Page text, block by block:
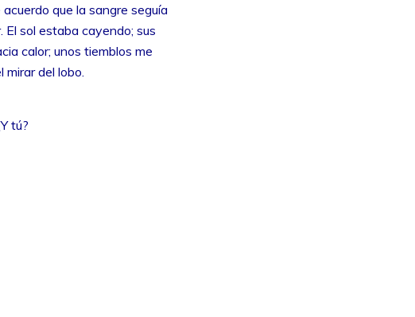
que la sangre seguía
El sol estaba cayendo; sus
calor; unos tiemblos me
del lobo.
tú?